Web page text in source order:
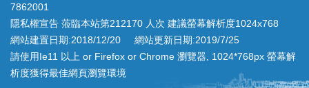
7862001
隱私權宣告 蒞臨本站第212170 人次 建議螢幕解析度1024x768
網站建置日期:2018/12/20 網站更新日期:2019/7/25
請使用Ie11 以上 or Firefox or Chrome 瀏覽器, 1024*768px 螢幕解
析度獲得最佳網頁瀏覽環境